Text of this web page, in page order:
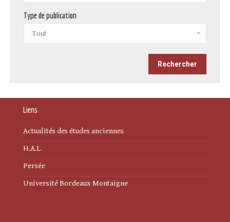
Type de publication
Liens
Actualités des études anciennes
H.A.L.
Persée
Université Bordeaux Montaigne